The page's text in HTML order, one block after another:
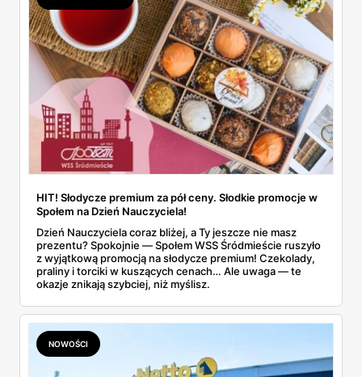
HIT! Słodycze premium za pół ceny. Słodkie promocje w
Społem na Dzień Nauczyciela!
Dzień Nauczyciela coraz bliżej, a Ty jeszcze nie masz
prezentu? Spokojnie — Społem WSS Śródmieście ruszyło
z wyjątkową promocją na słodycze premium! Czekolady,
praliny i torciki w kuszących cenach… Ale uwaga — te
okazje znikają szybciej, niż myślisz.
NOWOŚCI